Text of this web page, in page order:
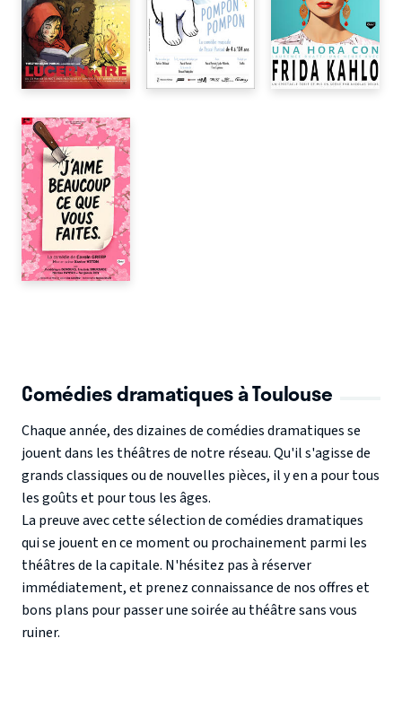
Comédies dramatiques à Toulouse
Chaque année, des dizaines de comédies dramatiques se
jouent dans les théâtres de notre réseau. Qu'il s'agisse de
grands classiques ou de nouvelles pièces, il y en a pour tous
les goûts et pour tous les âges.
La preuve avec cette sélection de comédies dramatiques
qui se jouent en ce moment ou prochainement parmi les
théâtres de la capitale. N'hésitez pas à réserver
immédiatement, et prenez connaissance de nos offres et
bons plans pour passer une soirée au théâtre sans vous
ruiner.